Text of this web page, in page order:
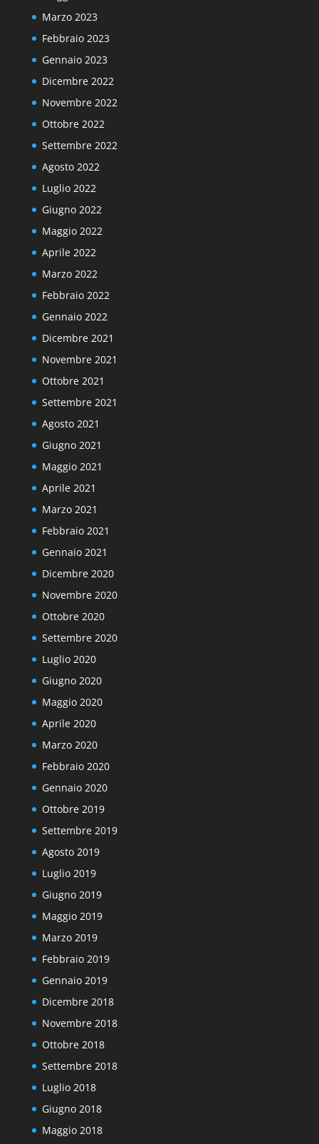
Marzo 2023
Febbraio 2023
Gennaio 2023
Dicembre 2022
Novembre 2022
Ottobre 2022
Settembre 2022
Agosto 2022
Luglio 2022
Giugno 2022
Maggio 2022
Aprile 2022
Marzo 2022
Febbraio 2022
Gennaio 2022
Dicembre 2021
Novembre 2021
Ottobre 2021
Settembre 2021
Agosto 2021
Giugno 2021
Maggio 2021
Aprile 2021
Marzo 2021
Febbraio 2021
Gennaio 2021
Dicembre 2020
Novembre 2020
Ottobre 2020
Settembre 2020
Luglio 2020
Giugno 2020
Maggio 2020
Aprile 2020
Marzo 2020
Febbraio 2020
Gennaio 2020
Ottobre 2019
Settembre 2019
Agosto 2019
Luglio 2019
Giugno 2019
Maggio 2019
Marzo 2019
Febbraio 2019
Gennaio 2019
Dicembre 2018
Novembre 2018
Ottobre 2018
Settembre 2018
Luglio 2018
Giugno 2018
Maggio 2018